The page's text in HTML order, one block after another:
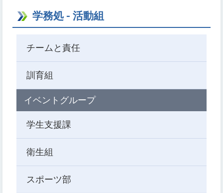
学務処 - 活動組
チームと責任
訓育組
イベントグループ
学生支援課
衛生組
スポーツ部